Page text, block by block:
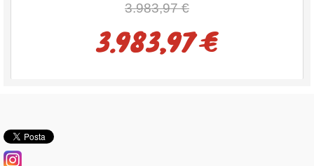
3.983,97 €
3.983,97 €